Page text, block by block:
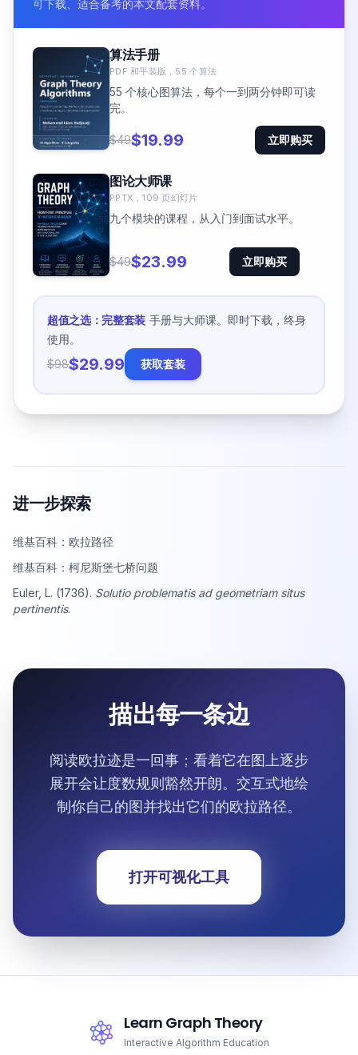
可下载、适合备考的本文配套资料。
算法手册
PDF 和平装版，55 个算法
55 个核心图算法，每个一到两分钟即可读
完。
$49$19.99 立即购买
图论大师课
PPTX，109 页幻灯片
九个模块的课程，从入门到面试水平。
$49$23.99 立即购买
超值之选：完整套装 手册与大师课。即时下载，终身
使用。
$98$29.99 获取套装
进一步探索
维基百科：欧拉路径
维基百科：柯尼斯堡七桥问题
Euler, L. (1736). Solutio problematis ad geometriam situs
pertinentis.
描出每一条边
阅读欧拉迹是一回事；看着它在图上逐步
展开会让度数规则豁然开朗。交互式地绘
制你自己的图并找出它们的欧拉路径。
打开可视化工具
Learn Graph Theory
Interactive Algorithm Education